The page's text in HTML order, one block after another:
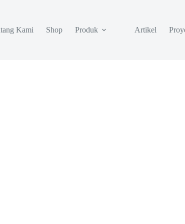
Kami
Shop Produk Artikel